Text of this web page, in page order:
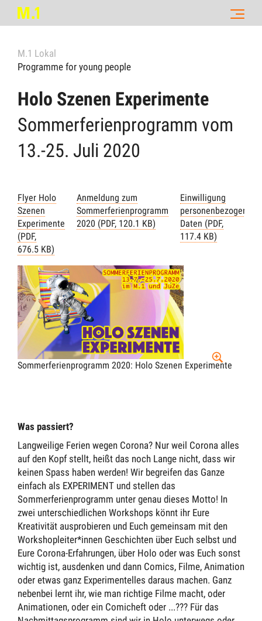
M.1 Lokal
Programme for young people
Holo Szenen Experimente
Sommerferienprogramm vom
13.-25. Juli 2020
Flyer Holo
Szenen
Experimente
(PDF,
676.5 KB)
Anmeldung zum
Sommerferienprogramm
2020 (PDF, 120.1 KB)
Einwilligung
personenbezogene
Daten (PDF,
117.4 KB)
Sommerferienprogramm 2020: Holo Szenen Experimente
Was passiert?
Langweilige Ferien wegen Corona? Nur weil Corona alles
auf den Kopf stellt, heißt das noch Lange nicht, dass wir
keinen Spass haben werden! Wir begreifen das Ganze
einfach als EXPERIMENT und stellen das
Sommerferienprogramm unter genau dieses Motto! In
zwei unterschiedlichen Workshops könnt ihr Eure
Kreativität ausprobieren und Euch gemeinsam mit den
Workshopleiter*innen Geschichten über Euch selbst und
Eure Corona-Erfahrungen, über Holo oder was Euch sonst
wichtig ist, ausdenken und dann Comics, Filme, Animation
oder etwas ganz Experimentelles daraus machen. Ganz
nebenbei lernt ihr, wie man richtige Filme macht, oder
Animationen, oder ein Comicheft oder ...??? Für das